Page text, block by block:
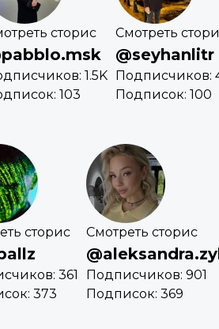
сторис
1.5K
103
Смотреть
@seyhanlitr
Подписчиков:
Подписок: 100
сторис
361
373
Смотреть сторис
Подписчиков: 901
Подписок: 369